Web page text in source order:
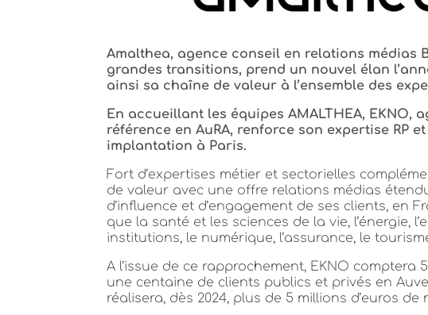
Amalthea, agence conseil en relations médias
grandes transitions, prend un nouvel élan
ainsi sa chaîne de valeur à l’ensemble des
En accueillant les équipes AMALTHEA,
référence en AuRA, renforce son expertise RP
implantation à Paris.
Fort d’expertises métier et sectorielles
de valeur avec une offre relations médias
d’influence et d’engagement de ses clients, en
que la santé et les sciences de la vie, l’énergie,
institutions, le numérique, l’assurance, le
A l’issue de ce rapprochement, EKNO comptera
une centaine de clients publics et privés en
réalisera, dès 2024, plus de 5 millions d’euros de